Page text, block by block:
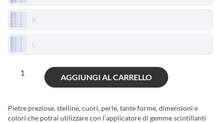
K
L
Gemmy
quantità
AGGIUNGI AL CARRELLO
Pietre preziose, stelline, cuori, perle, tante forme, dimensioni e
colori che potrai utilizzare con l’applicatore di gemme scintillanti